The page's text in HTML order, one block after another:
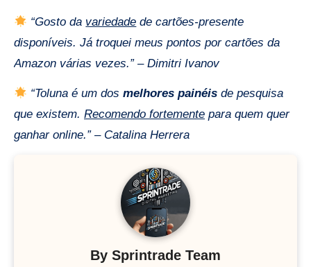
“Gosto da variedade de cartões-presente
disponíveis. Já troquei meus pontos por cartões da
Amazon várias vezes.” – Dimitri Ivanov
“Toluna é um dosmelhores painéis de pesquisa
que existem. Recomendo fortemente para quem quer
ganhar online.” – Catalina Herrera
By Sprintrade Team